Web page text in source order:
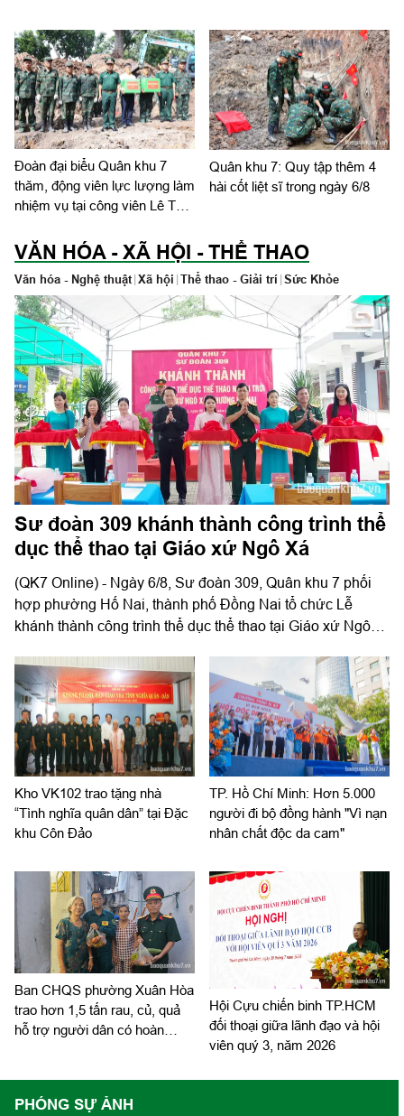
liệt sĩ
Đoàn đại biểu Quân khu 7
thăm, động viên lực lượng làm
nhiệm vụ tại công viên Lê Thị
Quân khu 7: Quy tập thêm 4
hài cốt liệt sĩ trong ngày 6/8
VĂN HÓA - XÃ HỘI - THỂ THAO
Văn hóa - Nghệ thuật|Xã hội |Thể thao - Giải trí|Sức Khỏe
Sư đoàn 309 khánh thành công trình thể
dục thể thao tại Giáo xứ Ngô Xá
(QK7 Online) - Ngày 6/8, Sư đoàn 309, Quân khu 7 phối
hợp phường Hố Nai, thành phố Đồng Nai tổ chức Lễ
khánh thành công trình thể dục thể thao tại Giáo xứ Ngô
Kho VK102 trao tặng nhà
“Tình nghĩa quân dân” tại Đặc
khu Côn Đảo
TP. Hồ Chí Minh: Hơn 5.000
người đi bộ đồng hành "Vì nạn
nhân chất độc da cam"
Ban CHQS phường Xuân Hòa
trao hơn 1,5 tấn rau, củ, quả
hỗ trợ người dân có hoàn
Hội Cựu chiến binh TP.HCM
đối thoại giữa lãnh đạo và hội
viên quý 3, năm 2026
PHÓNG SỰ ẢNH